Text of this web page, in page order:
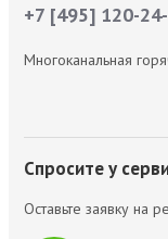
+7 [495] 120-
Многоканальная
Спросите у
Оставьте заявку на